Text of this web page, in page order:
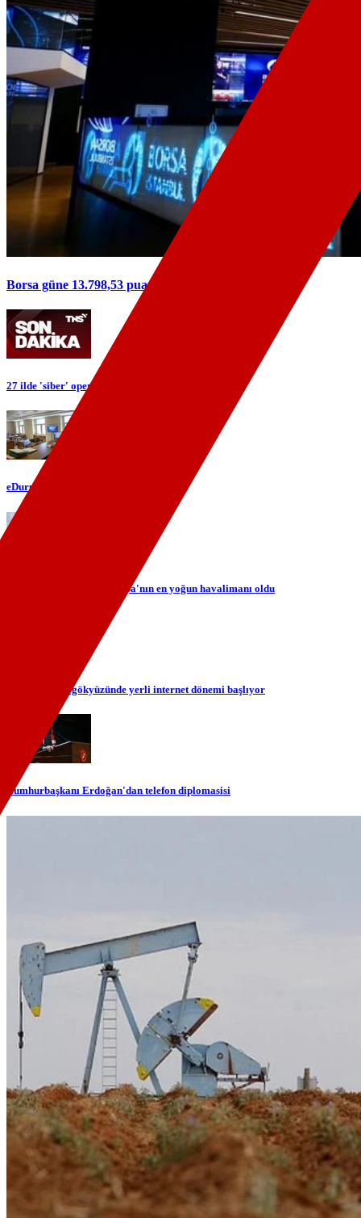
Borsa güne 13.798,53 puandan başladı
27 ilde 'siber' operasyonu: 89 şüpheli yakalandı
eDuruşma kapsamı genişliyor
İstanbul Havalimanı Avrupa'nın en yoğun havalimanı oldu
TÜRKSAT ile gökyüzünde yerli internet dönemi başlıyor
Cumhurbaşkanı Erdoğan'dan telefon diplomasisi